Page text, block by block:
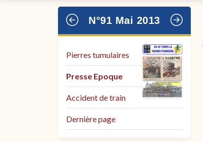
N°91 Mai 2013
Pierres tumulaires
Presse Epoque
Accident de train
Dernière page